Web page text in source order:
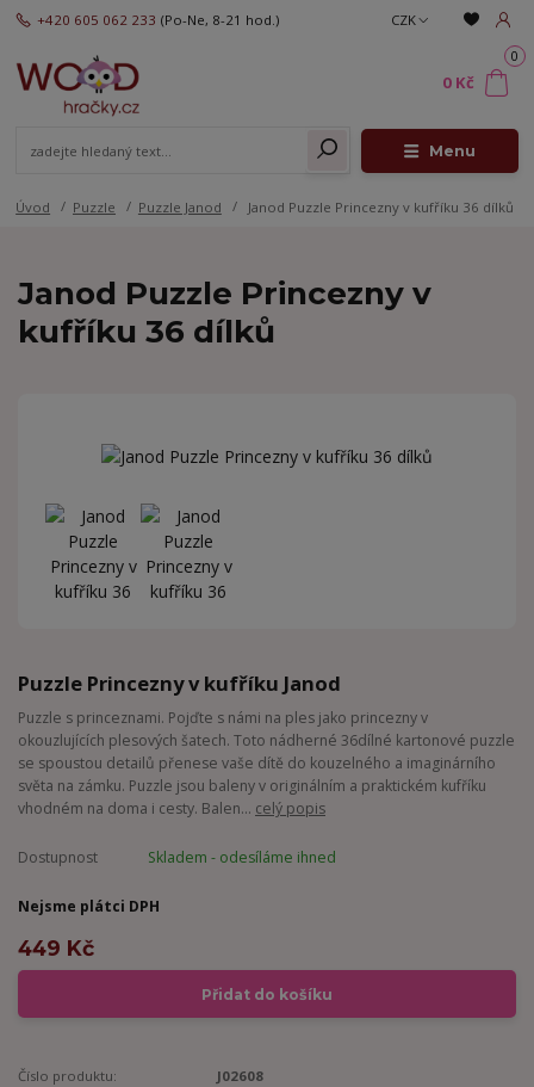
Menu
CZK
+420 605 062 233 (Po-Ne, 8-21 hod.)
0
0 Kč
Úvod Puzzle Puzzle Janod Janod Puzzle Princezny v kufříku 36 dílků
Janod Puzzle Princezny v
kufříku 36 dílků
Puzzle Princezny v kufříku Janod
Puzzle s princeznami. Pojďte s námi na ples jako princezny v
okouzlujících plesových šatech. Toto nádherné 36dílné kartonové puzzle
se spoustou detailů přenese vaše dítě do kouzelného a imaginárního
světa na zámku. Puzzle jsou baleny v originálním a praktickém kufříku
vhodném na doma i cesty. Balen... celý popis
Dostupnost Skladem - odesíláme ihned
Nejsme plátci DPH
449 Kč
Přidat do košíku
Číslo produktu:
J02608